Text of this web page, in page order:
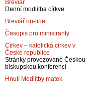
Breviář
Denní modlitba církve
Breviář on-line
Časopis pro ministranty
Církev – katolická církev v
České republice
Stránky provozované Českou
biskupskou konferencí
Hnutí Modlitby matek